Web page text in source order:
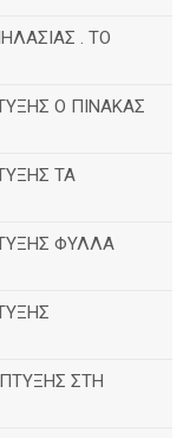
. ΤΟ
Ο ΠΙΝΑΚΑΣ
ΤΑ
ΦΥΛΛΑ
ΣΤΗ